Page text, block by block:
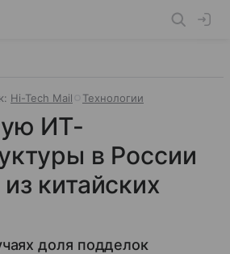
Hi-Tech Mail Технологии
ИТ-
в России
китайских
доля подделок